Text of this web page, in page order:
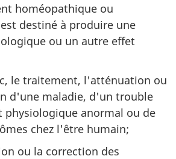
homéopathique ou
destiné à produire une
ou un autre effet
le traitement, l'atténuation ou
d'une maladie, d'un trouble
physiologique anormal ou de
chez l'être humain;
ou la correction des